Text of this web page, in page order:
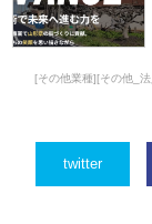
[その他業種][その他_
twitter